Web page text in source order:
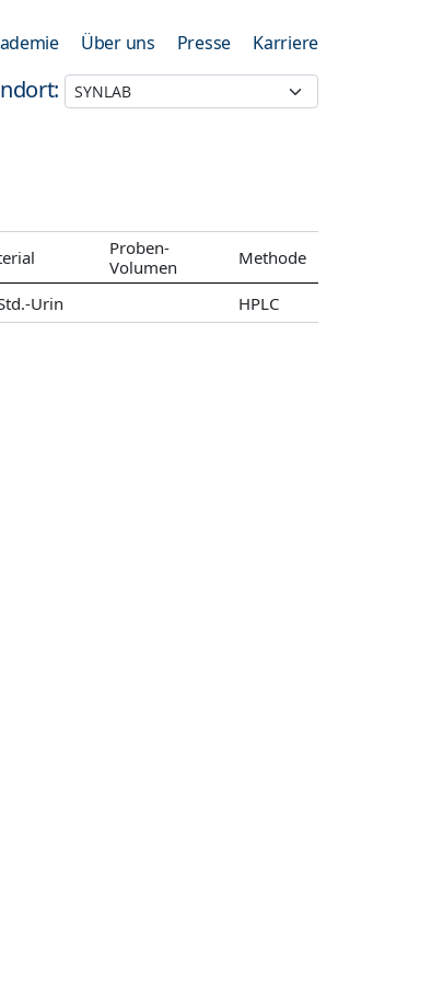
Über uns Presse Karriere
Proben-
Volumen
Methode
Urin HPLC